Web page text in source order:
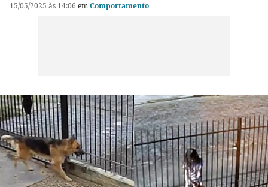
15/05/2025 às 14:06 emComportamento